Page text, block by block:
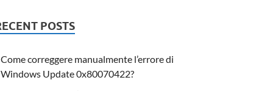
POSTS
Come correggere manualmente l’errore di
Windows Update 0x80070422?